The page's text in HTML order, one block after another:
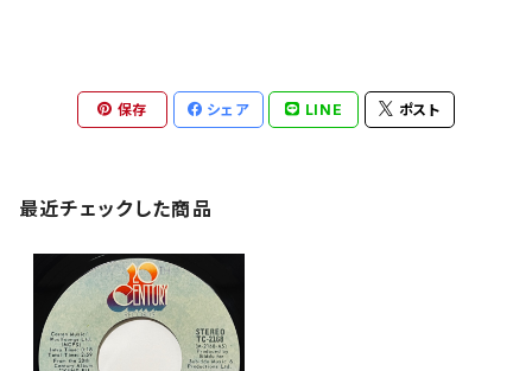
保存 シェア LINE ポスト
最近チェックした商品